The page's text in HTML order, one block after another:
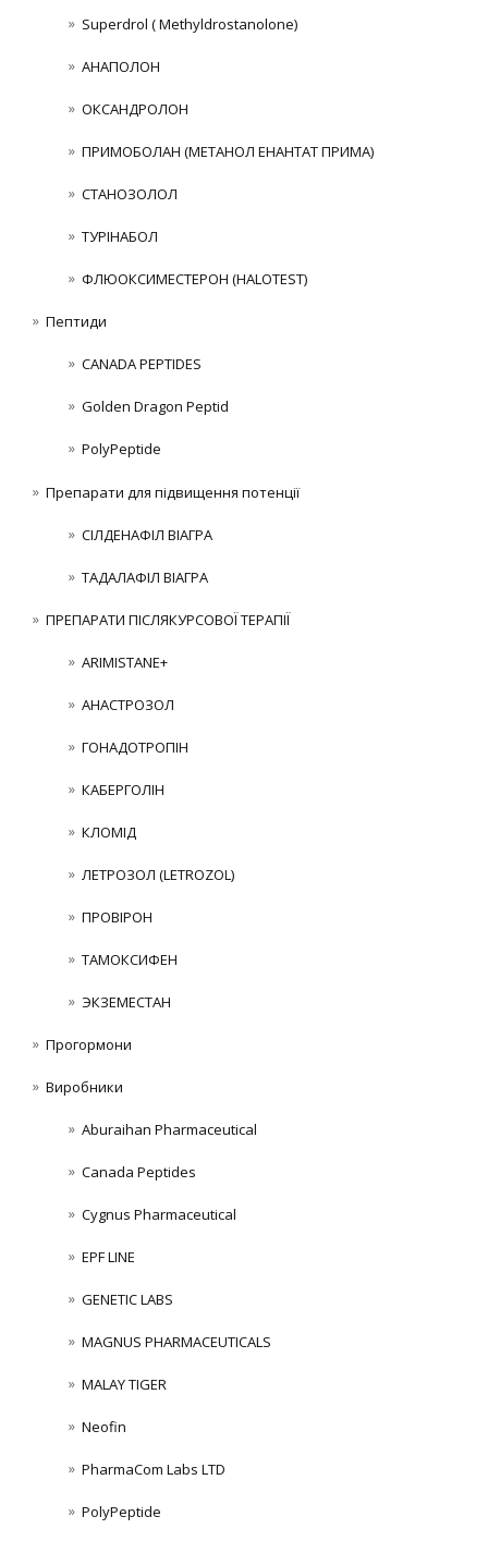
Superdrol ( Methyldrostanolone)
АНАПОЛОН
ОКСАНДРОЛОН
ПРИМОБОЛАН (МЕТАНОЛ ЕНАНТАТ ПРИМА)
СТАНОЗОЛОЛ
ТУРІНАБОЛ
ФЛЮОКСИМЕСТЕРОН (HALOTEST)
Пептиди
CANADA PEPTIDES
Golden Dragon Peptid
PolyPeptide
Препарати для підвищення потенції
СІЛДЕНАФІЛ ВІАГРА
ТАДАЛАФІЛ ВІАГРА
ПРЕПАРАТИ ПІСЛЯКУРСОВОЇ ТЕРАПІЇ
ARIMISTANE+
АНАСТРОЗОЛ
ГОНАДОТРОПІН
КАБЕРГОЛІН
КЛОМІД
ЛЕТРОЗОЛ (LETROZOL)
ПРОВІРОН
ТАМОКСИФЕН
ЭКЗЕМЕСТАН
Прогормони
Виробники
Aburaihan Pharmaceutical
Canada Peptides
Cygnus Pharmaceutical
EPF LINE
GENETIC LABS
MAGNUS PHARMACEUTICALS
MALAY TIGER
Neofin
PharmaCom Labs LTD
PolyPeptide